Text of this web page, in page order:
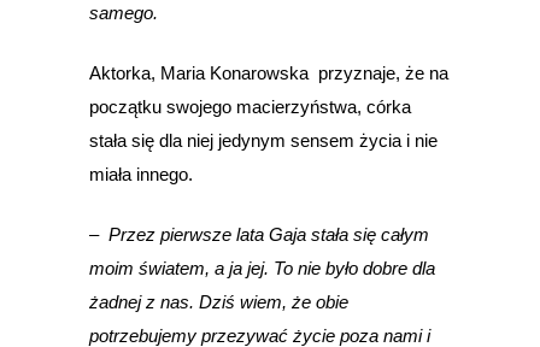
samego.
Aktorka, Maria Konarowska przyznaje, że na
początku swojego macierzyństwa, córka
stała się dla niej jedynym sensem życia i nie
miała innego.
–Przez pierwsze lata Gaja stała się całym
moim światem, a ja jej. To nie było dobre dla
żadnej z nas. Dziś wiem, że obie
potrzebujemy przezywać życie poza nami i